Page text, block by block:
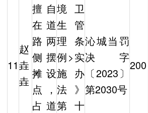
11
赵
垚
垚
擅自
在道
路两
侧摆
摊设
点，
占道
境卫
生管
理条
例>实
施办
法》
第十
沁城当罚
决字
〔2023〕
第2030号
200